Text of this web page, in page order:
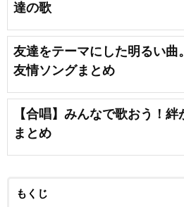
達の歌
友達をテーマにした明るい曲
友情ソングまとめ
【合唱】みんなで歌おう！
まとめ
もくじ